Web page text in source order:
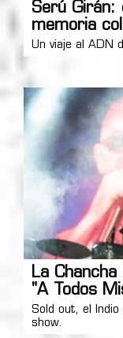
Serú Girán:
memoria
Un viaje al ADN
La
"A Todos
Sold out, el
show.